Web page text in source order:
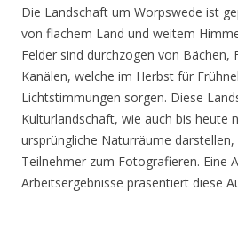
Die Landschaft um Worpswede ist
von flachem Land und weitem
Felder sind durchzogen von Bächen,
Kanälen, welche im Herbst für
Lichtstimmungen sorgen. Diese
Kulturlandschaft, wie auch bis heute
ursprüngliche Naturräume darstellen,
Teilnehmer zum Fotografieren. Eine
Arbeitsergebnisse präsentiert diese